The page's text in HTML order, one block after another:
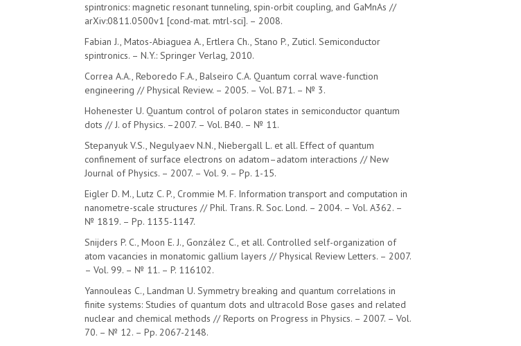
spintronics: magnetic resonant tunneling, spin-orbit coupling, and GaMnAs //
arXiv:0811.0500v1 [cond-mat. mtrl-sci]. – 2008.
Fabian J., Matos-Abiaguea A., Ertlera Ch., Stano P., ZuticI. Semiconductor
spintronics. – N.Y.: Springer Verlag, 2010.
Correa A.A., Reboredo F.A., Balseiro C.A. Quantum corral wave-function
engineering // Physical Review. – 2005. – Vol. B71. – № 3.
Hohenester U. Quantum control of polaron states in semiconductor quantum
dots // J. of Physics. –2007. – Vol. B40. – № 11.
Stepanyuk V.S., Negulyaev N.N., Niebergall L. et all. Effect of quantum
confinement of surface electrons on adatom–adatom interactions // New
Journal of Physics. – 2007. – Vol. 9. – Pp. 1-15.
Eigler D. M., Lutz C. P., Crommie M. F. Information transport and computation in
nanometre-scale structures // Phil. Trans. R. Soc. Lond. – 2004. – Vol. A362. –
№ 1819. – Pp. 1135-1147.
Snijders P. C., Moon E. J., González C., et all. Controlled self-organization of
atom vacancies in monatomic gallium layers // Physical Review Letters. – 2007.
– Vol. 99. – № 11. – P. 116102.
Yannouleas C., Landman U. Symmetry breaking and quantum correlations in
finite systems: Studies of quantum dots and ultracold Bose gases and related
nuclear and chemical methods // Reports on Progress in Physics. – 2007. – Vol.
70. – № 12. – Pp. 2067-2148.